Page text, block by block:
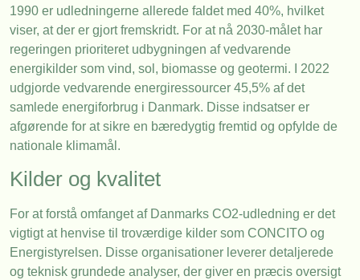
1990 er udledningerne allerede faldet med 40%, hvilket
viser, at der er gjort fremskridt. For at nå 2030-målet har
regeringen prioriteret udbygningen af vedvarende
energikilder som vind, sol, biomasse og geotermi. I 2022
udgjorde vedvarende energiressourcer 45,5% af det
samlede energiforbrug i Danmark. Disse indsatser er
afgørende for at sikre en bæredygtig fremtid og opfylde de
nationale klimamål.
Kilder og kvalitet
For at forstå omfanget af Danmarks CO2-udledning er det
vigtigt at henvise til troværdige kilder som CONCITO og
Energistyrelsen. Disse organisationer leverer detaljerede
og teknisk grundede analyser, der giver en præcis oversigt